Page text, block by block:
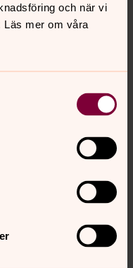
och när vi
Läs mer om våra
sidans